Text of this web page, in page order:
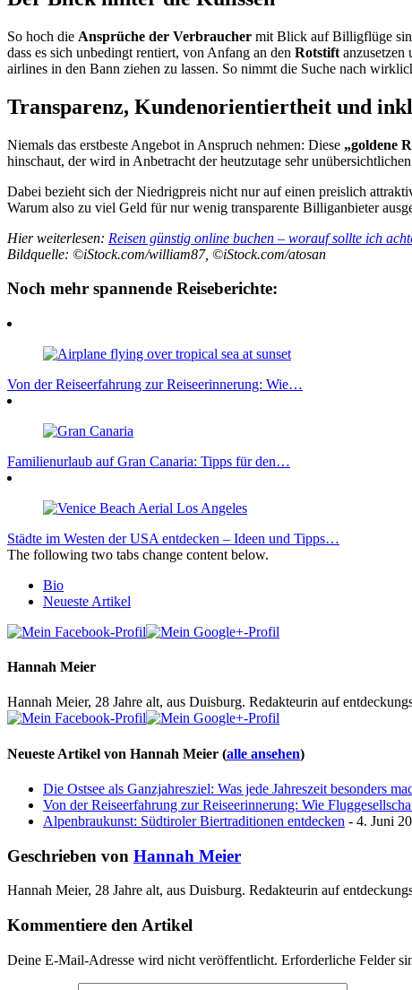
So hoch die Ansprüche der Verbraucher mit Blick auf Billigflüge
dass es sich unbedingt rentiert, von Anfang an den Rotstift anzusetzen
airlines in den Bann ziehen zu lassen. So nimmt die Suche nach
Transparenz, Kundenorientiertheit und
Niemals das erstbeste Angebot in Anspruch nehmen: Diese „goldene
hinschaut, der wird in Anbetracht der heutzutage sehr
Dabei bezieht sich der Niedrigpreis nicht nur auf einen preislich
Warum also zu viel Geld für nur wenig transparente Billiganbieter
Hier weiterlesen: Reisen günstig online buchen – worauf sollte ich
Bildquelle: ©iStock.com/william87, ©iStock.com/atosan
Noch mehr spannende Reiseberichte:
Von der Reiseerfahrung zur Reiseerinnerung: Wie…
Familienurlaub auf Gran Canaria: Tipps für den…
Städte im Westen der USA entdecken – Ideen und Tipps…
The following two tabs change content below.
Bio
Neueste Artikel
Hannah Meier
Hannah Meier, 28 Jahre alt, aus Duisburg. Redakteurin auf
Neueste Artikel von Hannah Meier (alle ansehen)
Die Ostsee als Ganzjahresziel: Was jede Jahreszeit besonders
Von der Reiseerfahrung zur Reiseerinnerung: Wie
Alpenbraukunst: Südtiroler Biertraditionen entdecken - 4. Juni
Geschrieben von Hannah Meier
Hannah Meier, 28 Jahre alt, aus Duisburg. Redakteurin auf
Kommentiere den Artikel
Deine E-Mail-Adresse wird nicht veröffentlicht. Erforderliche Felder